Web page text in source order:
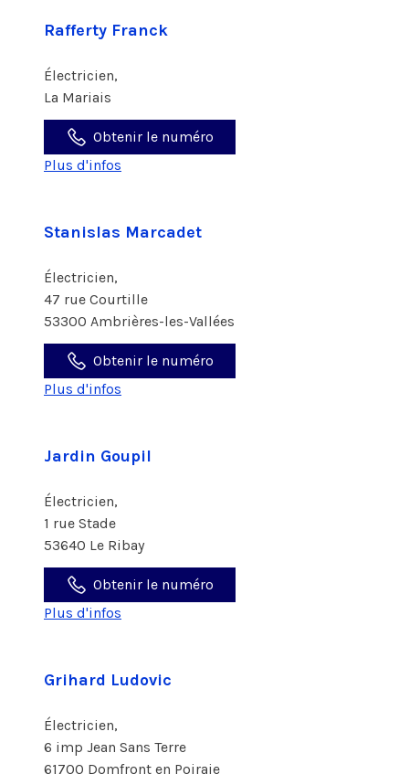
Rafferty Franck
Électricien,
La Mariais
Obtenir le numéro
Plus d'infos
Stanislas Marcadet
Électricien,
47 rue Courtille
53300 Ambrières-les-Vallées
Obtenir le numéro
Plus d'infos
Jardin Goupil
Électricien,
1 rue Stade
53640 Le Ribay
Obtenir le numéro
Plus d'infos
Grihard Ludovic
Électricien,
6 imp Jean Sans Terre
61700 Domfront en Poiraie